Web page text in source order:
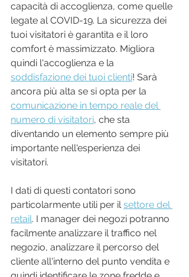
capacità di accoglienza, come quelle
legate al COVID-19. La sicurezza dei
tuoi visitatori è garantita e il loro
comfort è massimizzato. Migliora
quindi l'accoglienza e la
soddisfazione dei tuoi clienti! Sarà
ancora più alta se si opta per la
comunicazione in tempo reale del
numero di visitatori, che sta
diventando un elemento sempre più
importante nell'esperienza dei
visitatori.
I dati di questi contatori sono
particolarmente utili per il settore del
retail. I manager dei negozi potranno
facilmente analizzare il traffico nel
negozio, analizzare il percorso del
cliente all'interno del punto vendita e